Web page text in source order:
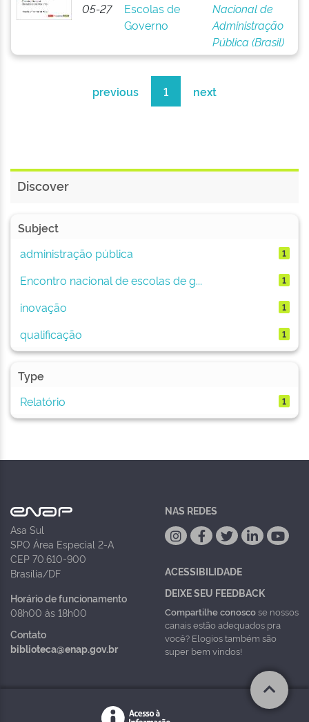
05-27
Escolas de
Governo
Nacional de
Administração
Pública (Brasil)
previous 1 next
Discover
Subject
administração pública
1
Encontro nacional de escolas de g... 1
inovação 1
qualificação 1
Type
Relatório
1
Asa Sul
SPO Área Especial 2-A
CEP 70.610-900
Brasília/DF
Horário de funcionamento
08h00 às 18h00
Contato
biblioteca@enap.gov.br
NAS REDES
ACESSIBILIDADE
DEIXE SEU FEEDBACK
Compartilhe conoscose nossos
canais estão adequados pra
você? Elogios também são
super bem vindos!